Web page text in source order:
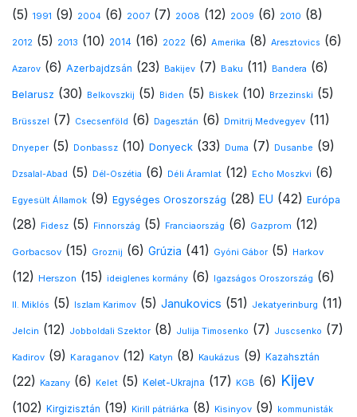
(5) 1991 (9) 2004 (6) 2007 (7) 2008 (12) 2009 (6) 2010 (8)
2012 (5) 2013 (10) 2014 (16) 2022 (6) Amerika (8) Aresztovics (6)
Azarov (6) Azerbajdzsán (23) Bakijev (7) Baku (11) Bandera (6)
Belarusz (30) Belkovszkij (5) Biden (5) Biskek (10) Brzezinski (5)
Brüsszel (7) Csecsenföld (6) Dagesztán (6) Dmitrij Medvegyev (11)
Dnyeper (5) Donbassz (10) Donyeck (33) Duma (7) Dusanbe (9)
Dzsalal-Abad (5) Dél-Oszétia (6) Déli Áramlat (12) Echo Moszkvi (6)
Egyesült Államok (9) Egységes Oroszország (28) EU (42) Európa
(28) Fidesz (5) Finnország (5) Franciaország (6) Gazprom (12)
Gorbacsov (15) Groznij (6) Grúzia (41) Gyóni Gábor (5) Harkov
(12) Herszon (15) ideiglenes kormány (6) Igazságos Oroszország (6)
II. Miklós (5) Iszlam Karimov (5) Janukovics (51) Jekatyerinburg (11)
Jelcin (12) Jobboldali Szektor (8) Julija Timosenko (7) Juscsenko (7)
Kadirov (9) Karaganov (12) Katyn (8) Kaukázus (9) Kazahsztán
(22) Kazany (6) Kelet (5) Kelet-Ukrajna (17) KGB (6) Kijev
(102) Kirgizisztán (19) Kirill pátriárka (8) Kisinyov (9) kommunisták